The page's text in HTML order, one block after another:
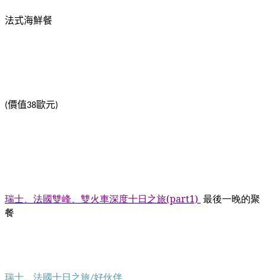
法式海鮮餐
(價值38歐元)
瑞士、法國雙峰、雙火車深度十日之旅(part1) 最後一晚的聚
餐
瑞士、法國十日之旅 好伙伴